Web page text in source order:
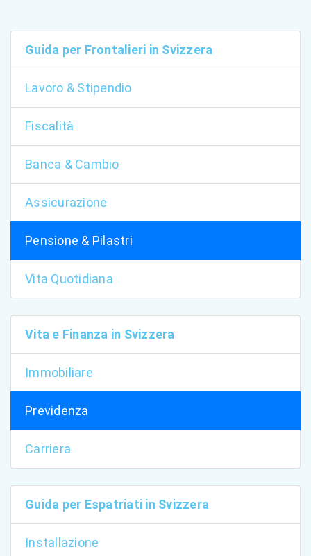
Guida per Frontalieri in Svizzera
Lavoro & Stipendio
Fiscalità
Banca & Cambio
Assicurazione
Pensione & Pilastri
Vita Quotidiana
Vita e Finanza in Svizzera
Immobiliare
Previdenza
Carriera
Guida per Espatriati in Svizzera
Installazione